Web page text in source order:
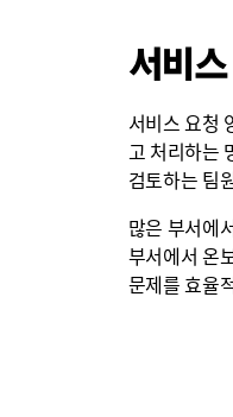
서비
서비스 요청
고 처리하는
검토하는 팀
많은 부서에
부서에서 온
문제를 효율